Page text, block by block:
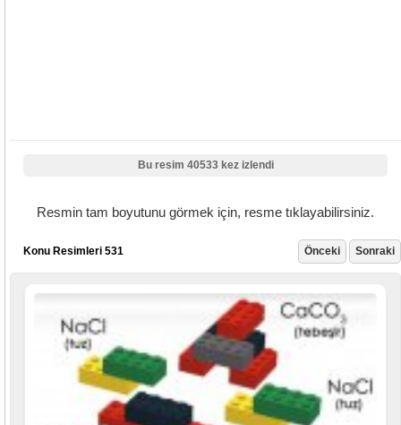
Bu resim 40533 kez izlendi
Resmin tam boyutunu görmek için, resme tıklayabilirsiniz.
Konu Resimleri 531 Önceki Sonraki